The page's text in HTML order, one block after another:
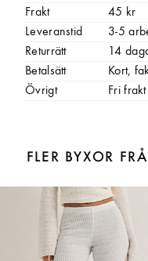
Frakt
45 kr
Leveranstid
3-5
Returrätt
14
Betalsätt
Kort,
Övrigt
Fri
FLER BYXOR